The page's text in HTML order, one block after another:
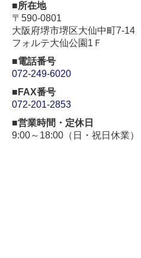
■所在地
〒590-0801
大阪府堺市堺区大仙中町7-14
フォルテ大仙公園1Ｆ
■電話番号
072-249-6020
■ FAX番号
072-201-2853
■営業時間・定休日
9:00～18:00（日・祝日休業）